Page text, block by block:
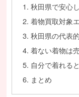
秋田県で安心
着物買取対象
秋田県の代表
着ない着物は
自分で着れる
まとめ